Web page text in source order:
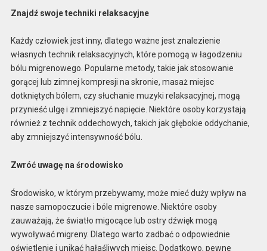
Znajdź swoje techniki relaksacyjne
Każdy człowiek jest inny, dlatego ważne jest znalezienie
własnych technik relaksacyjnych, które pomogą w łagodzeniu
bólu migrenowego. Popularne metody, takie jak stosowanie
gorącej lub zimnej kompresji na skronie, masaż miejsc
dotkniętych bólem, czy słuchanie muzyki relaksacyjnej, mogą
przynieść ulgę i zmniejszyć napięcie. Niektóre osoby korzystają
również z technik oddechowych, takich jak głębokie oddychanie,
aby zmniejszyć intensywność bólu.
Zwróć uwagę na środowisko
Środowisko, w którym przebywamy, może mieć duży wpływ na
nasze samopoczucie i bóle migrenowe. Niektóre osoby
zauważają, że światło migocące lub ostry dźwięk mogą
wywoływać migreny. Dlatego warto zadbać o odpowiednie
oświetlenie i unikać hałaśliwych miejsc. Dodatkowo, pewne